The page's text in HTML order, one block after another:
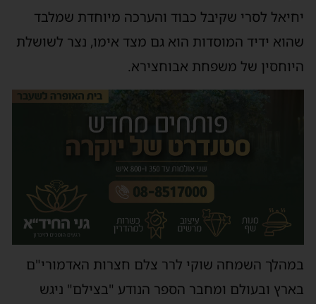
יחיאל לסרי שקיבל כבוד והערכה מיוחדת שמלבד
שהוא ידיד המוסדות הוא גם מצד אימו, נצר לשושלת
היוחסין של משפחת אבוחצירא.
במהלך השמחה שוקי לרר צלם חצרות האדמורי"ם
בארץ ובעולם ומחבר הספר הנודע "בצילם" ניגש